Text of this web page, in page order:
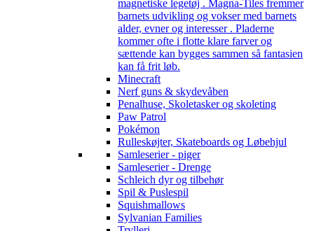
magnetiske legetøj . Magna-Tiles fremmer
barnets udvikling og vokser med barnets
alder, evner og interesser . Pladerne
kommer ofte i flotte klare farver og
sættende kan bygges sammen så fantasien
kan få frit løb.
Minecraft
Nerf guns & skydevåben
Penalhuse, Skoletasker og skoleting
Paw Patrol
Pokémon
Rulleskøjter, Skateboards og Løbehjul
Samleserier - piger
Samleserier - Drenge
Schleich dyr og tilbehør
Spil & Puslespil
Squishmallows
Sylvanian Families